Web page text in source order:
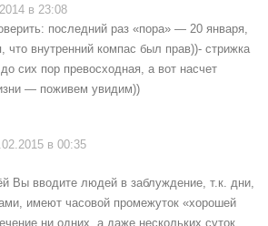
в 23:08
последний раз «пора» — 20 января,
что внутренний компас был прав))- стрижка
сих пор превосходная, а вот насчет
— поживем увидим))
в 00:35
Вы вводите людей в заблуждение, т.к. дни,
имеют часовой промежуток «хорошей
ни одних, а даже нескольких суток.